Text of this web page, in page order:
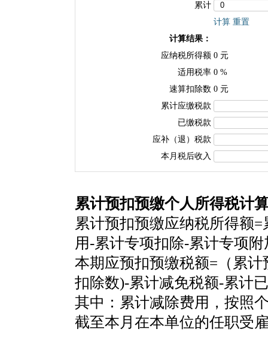
累计
计算 重置
计算结果：
应纳税所得额 0 元
适用税率 0 %
速算扣除数 0 元
累计应缴税款
已缴税款
应补（退）税款
本月税后收入
累计预扣预缴个人所得税计
累计预扣预缴应纳税所得额
用-累计专项扣除-累计专项
本期应预扣预缴税额=（累
扣除数)-累计减免税额-累计
其中：累计减除费用，按照
截至本月在本单位的任职受